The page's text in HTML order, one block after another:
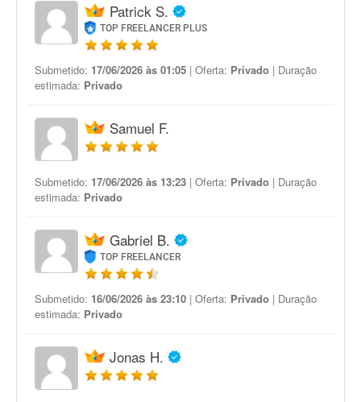
Patrick S.
TOP FREELANCER PLUS
Submetido: 17/06/2026 às 01:05 | Oferta: Privado | Duração
estimada: Privado
Samuel F.
Submetido: 17/06/2026 às 13:23 | Oferta: Privado | Duração
estimada: Privado
Gabriel B.
TOP FREELANCER
Submetido: 16/06/2026 às 23:10 | Oferta: Privado | Duração
estimada: Privado
Jonas H.